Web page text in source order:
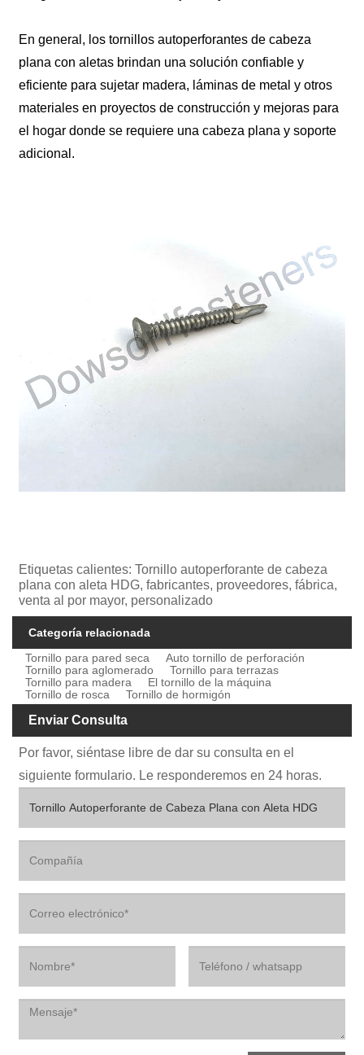
En general, los tornillos autoperforantes de cabeza
plana con aletas brindan una solución confiable y
eficiente para sujetar madera, láminas de metal y otros
materiales en proyectos de construcción y mejoras para
el hogar donde se requiere una cabeza plana y soporte
adicional.
Etiquetas calientes: Tornillo autoperforante de cabeza
plana con aleta HDG, fabricantes, proveedores, fábrica,
venta al por mayor, personalizado
Categoría relacionada
Tornillo para pared seca
Auto tornillo de perforación
Tornillo para aglomerado
Tornillo para terrazas
Tornillo para madera
El tornillo de la máquina
Tornillo de rosca
Tornillo de hormigón
Enviar Consulta
Por favor, siéntase libre de dar su consulta en el
siguiente formulario. Le responderemos en 24 horas.